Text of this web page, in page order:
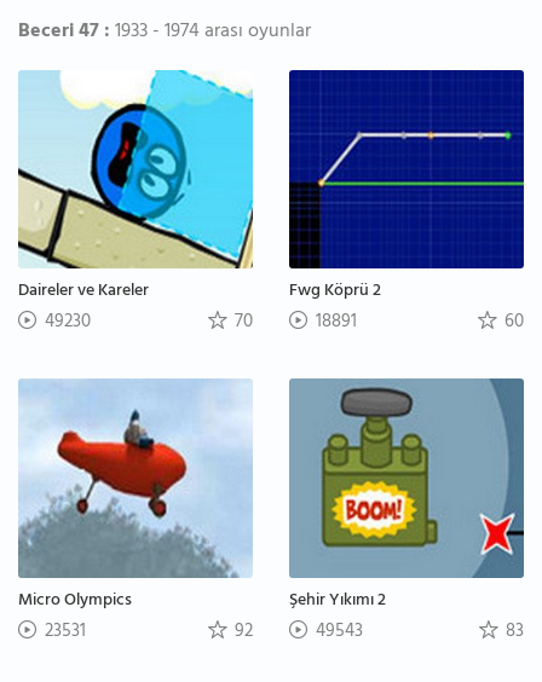
Beceri 47 :1933 - 1974 arası oyunlar
Daireler ve Kareler
49230 70
Fwg Köprü 2
18891 60
Micro Olympics
23531 92
Şehir Yıkımı 2
49543 83